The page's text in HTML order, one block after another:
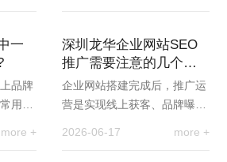
一
品牌
用方
more +
深圳龙华企业网站SEO
推广需要注意的几个细
节问题
企业网站搭建完成后，推广运
营是实现线上获客、品牌曝光
2026-06-17 more +